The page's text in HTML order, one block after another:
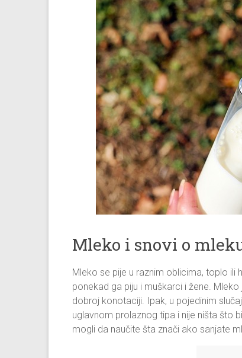
Mleko i snovi o
Mleko se pije u raznim oblicima, toplo ili
ponekad ga piju i muškarci i žene.
dobroj konotaciji. Ipak, u pojedinim
uglavnom prolaznog tipa i nije ništa što
mogli da naučite šta znači ako sanjate